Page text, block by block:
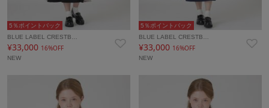
5％ポイントバック
BLUE LABEL CRESTB…
¥33,000 16%OFF
NEW
5％ポイントバック
BLUE LABEL CRESTB…
¥33,000 16%OFF
NEW